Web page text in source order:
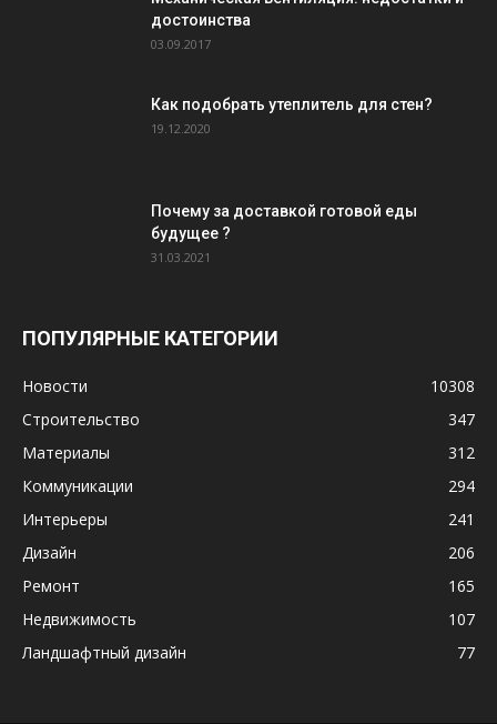
достоинства
03.09.2017
Как подобрать утеплитель для стен?
19.12.2020
Почему за доставкой готовой еды
будущее ?
31.03.2021
ПОПУЛЯРНЫЕ КАТЕГОРИИ
Новости
10308
Строительство
347
Материалы
312
Коммуникации
294
Интерьеры
241
Дизайн
206
Ремонт
165
Недвижимость
107
Ландшафтный дизайн
77